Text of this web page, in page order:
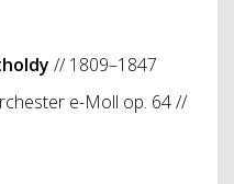
// 1809–1847
e-Moll op. 64 //